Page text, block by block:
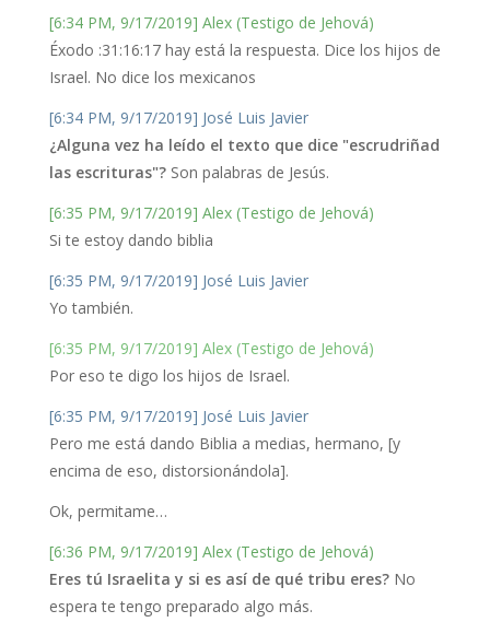
[6:34 PM, 9/17/2019] Alex (Testigo de Jehová)
Éxodo :31:16:17 hay está la respuesta. Dice los hijos de
Israel. No dice los mexicanos
[6:34 PM, 9/17/2019] José Luis Javier
¿Alguna vez ha leído el texto que dice "escrudriñad
las escrituras"? Son palabras de Jesús.
[6:35 PM, 9/17/2019] Alex (Testigo de Jehová)
Si te estoy dando biblia
[6:35 PM, 9/17/2019] José Luis Javier
Yo también.
[6:35 PM, 9/17/2019] Alex (Testigo de Jehová)
Por eso te digo los hijos de Israel.
[6:35 PM, 9/17/2019] José Luis Javier
Pero me está dando Biblia a medias, hermano, [y
encima de eso, distorsionándola].
Ok, permitame…
[6:36 PM, 9/17/2019] Alex (Testigo de Jehová)
Eres tú Israelita y si es así de qué tribu eres? No
espera te tengo preparado algo más.